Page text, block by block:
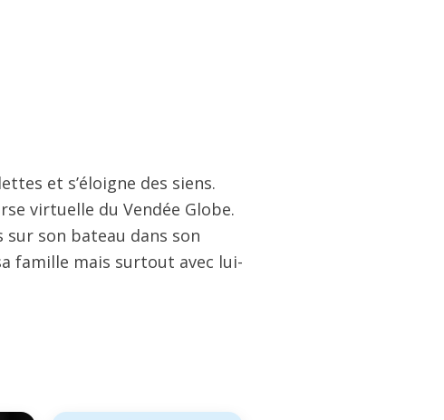
et s’éloigne des siens.
virtuelle du Vendée Globe.
sur son bateau dans son
famille mais surtout avec lui-